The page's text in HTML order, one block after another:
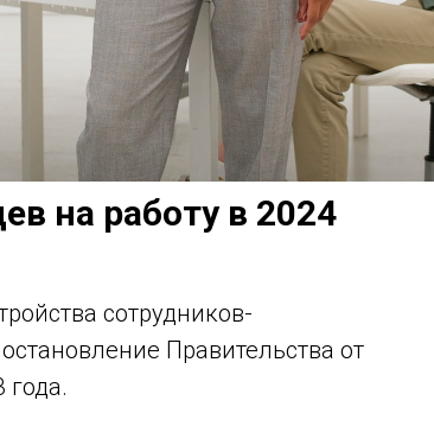
на работу в 2024
сотрудников-
Правительства от
года.